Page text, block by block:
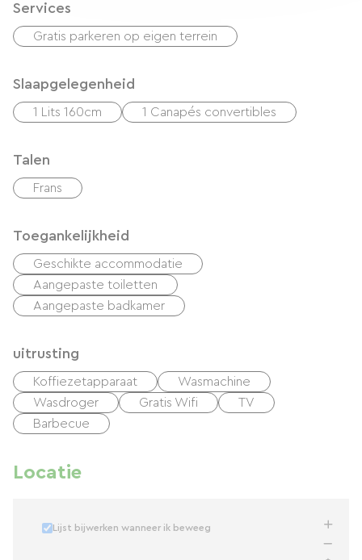
Services
Gratis parkeren op eigen terrein
Slaapgelegenheid
1 Lits 160cm 1 Canapés convertibles
Talen
Frans
Toegankelijkheid
Geschikte accommodatie
Aangepaste toiletten
Aangepaste badkamer
uitrusting
Koffiezetapparaat
Wasmachine
Wasdroger
Gratis Wifi
TV
Barbecue
Locatie
Lijst bijwerken wanneer ik beweeg